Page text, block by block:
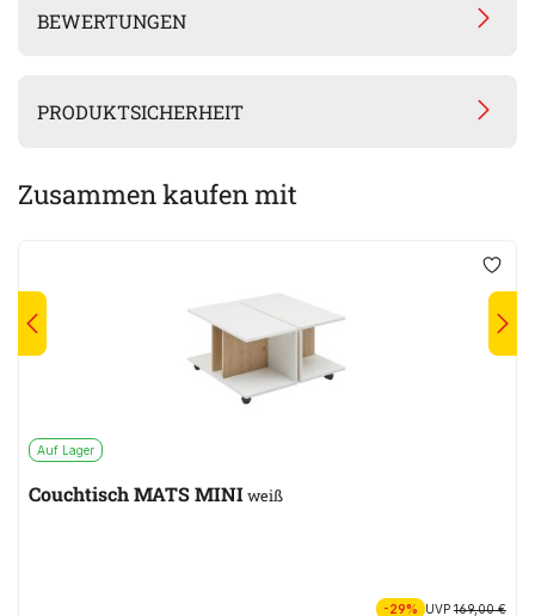
BEWERTUNGEN
PRODUKTSICHERHEIT
Zusammen kaufen mit
Auf Lager
Couchtisch MATS MINIweiß
-29% UVP169,00 €